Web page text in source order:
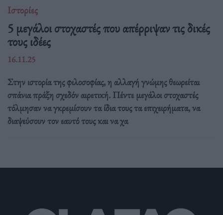
Ιστορίες
5 μεγάλοι στοχαστές που απέρριψαν τις δικές
τους ιδέες
16.11.25
Στην ιστορία της φιλοσοφίας, η αλλαγή γνώμης θεωρείται
σπάνια πράξη σχεδόν αιρετική. Πέντε μεγάλοι στοχαστές
τόλμησαν να γκρεμίσουν τα ίδια τους τα επιχειρήματα, να
διαψεύσουν τον εαυτό τους και να χα